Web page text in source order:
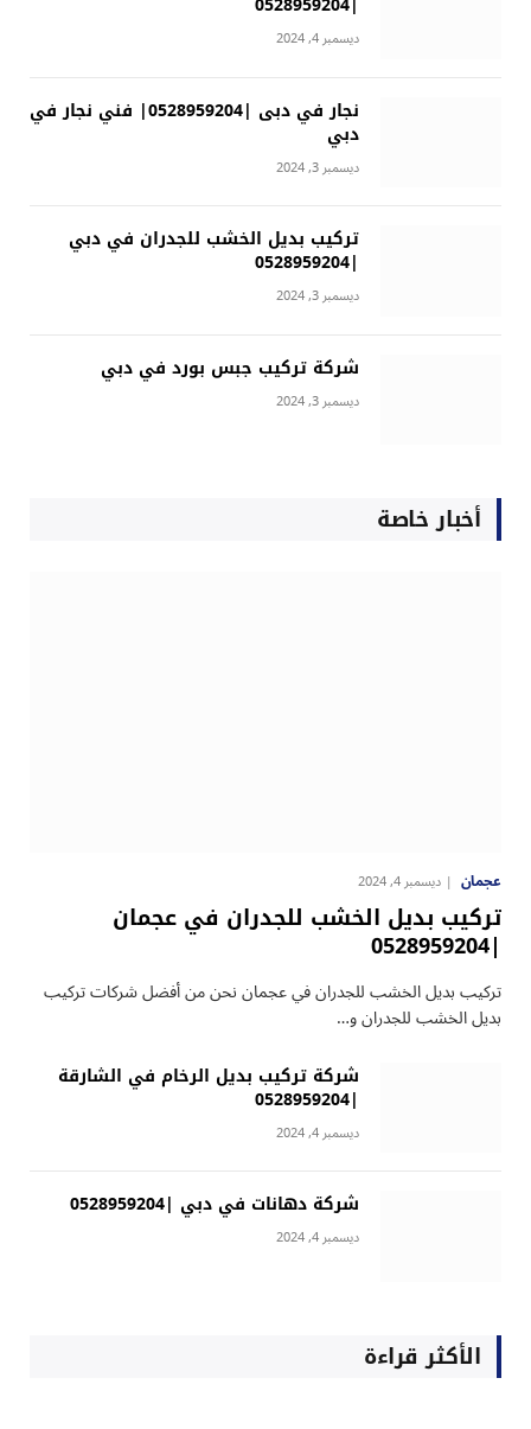
ديسمبر 4, 2024
نجار في دبى |0528959204| فني نجار في
دبي
ديسمبر 3, 2024
تركيب بديل الخشب للجدران في دبي
|0528959204
ديسمبر 3, 2024
شركة تركيب جبس بورد في دبي
ديسمبر 3, 2024
أخبار خاصة
عجمان ديسمبر 4, 2024
تركيب بديل الخشب للجدران في عجمان
|0528959204
تركيب بديل الخشب للجدران في عجمان نحن من أفضل شركات تركيب
بديل الخشب للجدران و…
شركة تركيب بديل الرخام في الشارقة
|0528959204
ديسمبر 4, 2024
شركة دهانات في دبي |0528959204
ديسمبر 4, 2024
الأكثر قراءة